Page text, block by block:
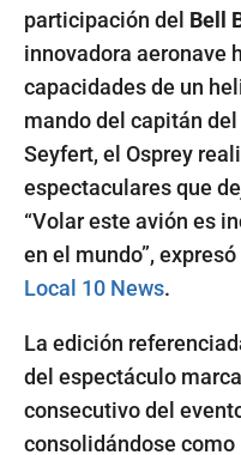
participación del Bell
innovadora aeronave
capacidades de un
mando del capitán
Seyfert, el Osprey
espectaculares que
“Volar este avión es
en el mundo”,
Local 10 News.
La edición
del espectáculo
consecutivo del
consolidándose